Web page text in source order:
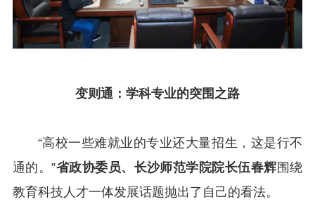
变则通：学科专业的突围之路
“高校一些难就业的专业还大量招生，这是行不
通的。”省政协委员、长沙师范学院院长伍春辉围绕
教育科技人才一体发展话题抛出了自己的看法。